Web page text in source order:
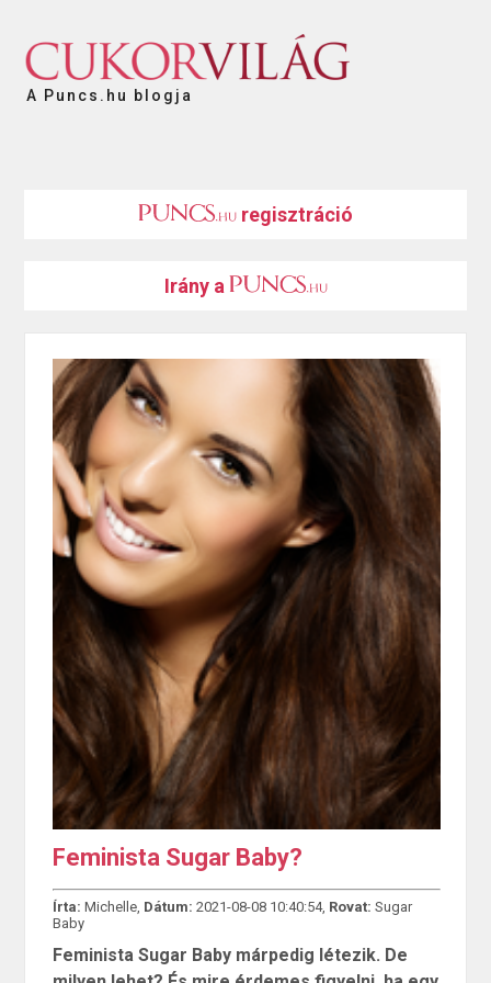
A Puncs.hu blogja
regisztráció
Irány a
Feminista Sugar Baby?
Írta: Michelle, Dátum: 2021-08-08 10:40:54, Rovat: Sugar
Baby
Feminista Sugar Baby márpedig létezik. De